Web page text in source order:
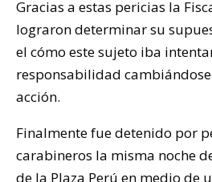
Gracias a estas pericias la
lograron determinar su
el cómo este sujeto iba
responsabilidad
acción.
Finalmente fue detenido por
carabineros la misma noche
de la Plaza Perú en medio de